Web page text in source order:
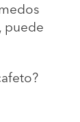
puede